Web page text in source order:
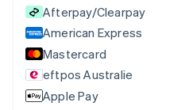
Afterpay/Clearpay
American Express
Mastercard
eftpos Australie
Apple Pay
简体中文English
Chypre
English
English Italiano
Danemark